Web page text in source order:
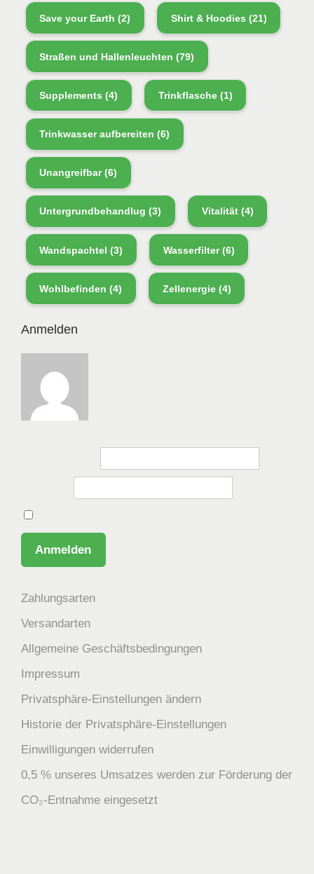
Save your Earth (2) Shirt & Hoodies (21)
Straßen und Hallenleuchten (79)
Supplements (4) Trinkflasche(1)
Trinkwasser aufbereiten (6)
Unangreifbar(6)
Untergrundbehandlug (3) Vitalität(4)
Wandspachtel (3) Wasserfilter(6)
Wohlbefinden (4) Zellenergie(4)
Anmelden
Zahlungsarten
Versandarten
Allgemeine Geschäftsbedingungen
Impressum
Privatsphäre-Einstellungen ändern
Historie der Privatsphäre-Einstellungen
Einwilligungen widerrufen
0,5 % unseres Umsatzes werden zur Förderung der
CO₂-Entnahme eingesetzt